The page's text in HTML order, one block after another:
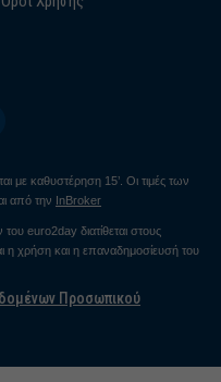
με καθυστέρηση 15’. Οι τιμές των
από την InBroker
euro2day διατίθεται στους
η χρήση και η επαναδημοσίευσή του
Προσωπικού